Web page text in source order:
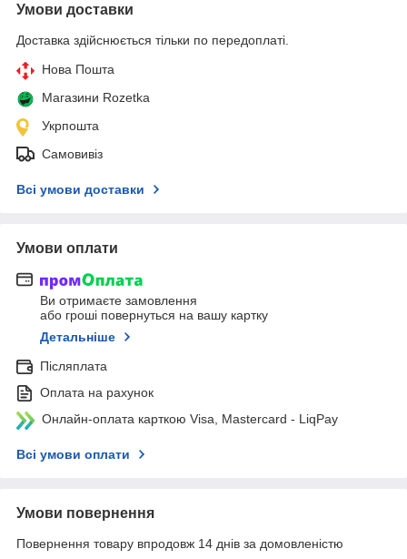
Умови доставки
Доставка здійснюється тільки по передоплаті.
Нова Пошта
Магазини Rozetka
Укрпошта
Самовивіз
Всі умови доставки
Умови оплати
Ви отримаєте замовлення
або гроші повернуться на вашу картку
Детальніше
Післяплата
Оплата на рахунок
Онлайн-оплата карткою Visa, Mastercard - LiqPay
Всі умови оплати
Умови повернення
Повернення товару впродовж 14 днів за домовленістю